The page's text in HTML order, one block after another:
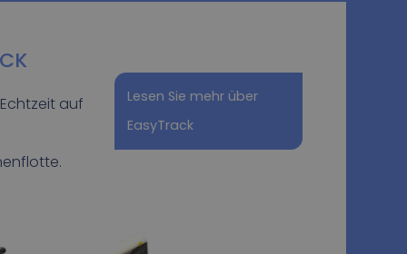
auf
Lesen Sie mehr über
EasyTrack